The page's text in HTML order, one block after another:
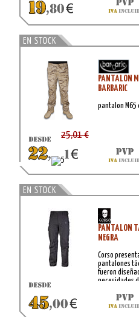
PANTALON
BARBARIC
pantalon M65
25,01 €
PANTALON
NEGRA
Corso
pantalones
fueron
necesidades
equilibrada
resistencia y